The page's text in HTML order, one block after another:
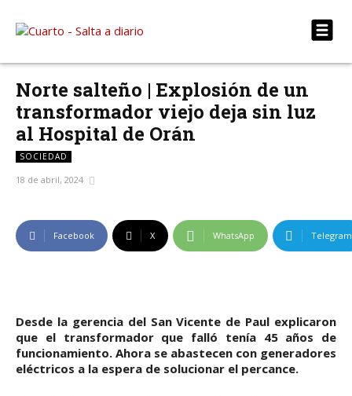
Norte salteño | Explosión de un
transformador viejo deja sin luz
al Hospital de Orán
SOCIEDAD
18 de abril, 2024
Facebook X WhatsApp Telegram
Desde la gerencia del San Vicente de Paul explicaron
que el transformador que falló tenía 45 años de
funcionamiento. Ahora se abastecen con generadores
eléctricos a la espera de solucionar el percance.